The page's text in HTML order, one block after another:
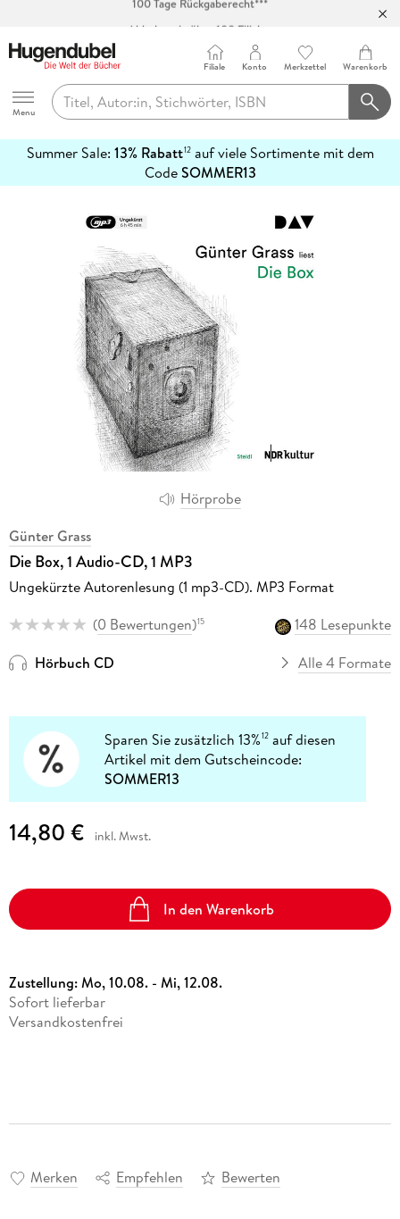
Abholung in über 100 Filialen
Hugendubel
Menu
Filiale Konto Merkzettel Warenkorb
Summer Sale: 13% Rabatt12auf viele Sortimente mit dem
CodeSOMMER13
erfahren
Hörprobe
Günter Grass
Die Box, 1 Audio-CD, 1 MP3
Ungekürzte Autorenlesung (1 mp3-CD). MP3 Format
(0 Bewertungen)15
148 Lesepunkte
Hörbuch CD
Alle 4 Formate
Sparen Sie zusätzlich 13%12 auf diesen
Artikel mit dem Gutscheincode:
SOMMER13
14,80 € inkl. Mwst.
In den Warenkorb
Zustellung:Mo, 10.08. - Mi, 12.08.
Sofort lieferbar
Versandkostenfrei
Merken Empfehlen Bewerten